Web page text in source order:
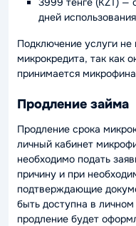
дней
Подключение услуги не
микрокредита, так как
принимается
Продление займа
Продление срока
личный кабинет
необходимо подать
причину и при
подтверждающие
быть доступна в
продление будет